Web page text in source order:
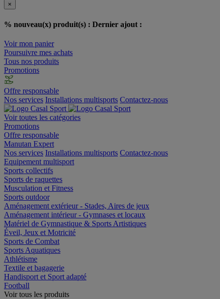
×
% nouveau(x) produit(s) : Dernier ajout :
Voir mon panier
Poursuivre mes achats
Tous nos produits
Promotions
Offre responsable
Nos services Installations multisports Contactez-nous
Voir toutes les catégories
Promotions
Offre responsable
Manutan Expert
Nos services Installations multisports Contactez-nous
Equipement multisport
Sports collectifs
Sports de raquettes
Musculation et Fitness
Sports outdoor
Aménagement extérieur - Stades, Aires de jeux
Aménagement intérieur - Gymnases et locaux
Matériel de Gymnastique & Sports Artistiques
Éveil, Jeux et Motricité
Sports de Combat
Sports Aquatiques
Athlétisme
Textile et bagagerie
Handisport et Sport adapté
Football
Voir tous les produits